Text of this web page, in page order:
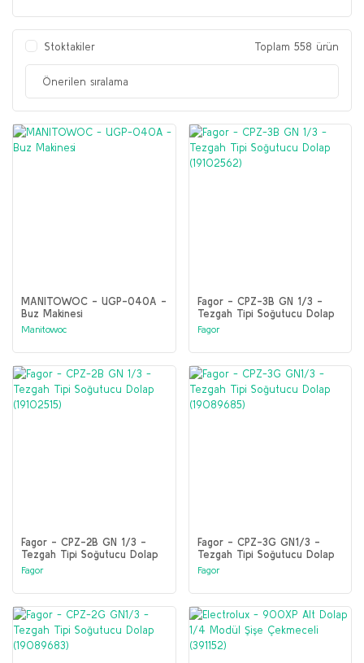
Stoktakiler Toplam 558 ürün
MANITOWOC - UGP-040A -
Buz Makinesi
Manitowoc
Fagor - CPZ-3B GN 1/3 -
Tezgah Tipi Soğutucu Dolap
(19102562)
Fagor
Fagor - CPZ-2B GN 1/3 -
Tezgah Tipi Soğutucu Dolap
(19102515)
Fagor
Fagor - CPZ-3G GN1/3 -
Tezgah Tipi Soğutucu Dolap
(19089685)
Fagor